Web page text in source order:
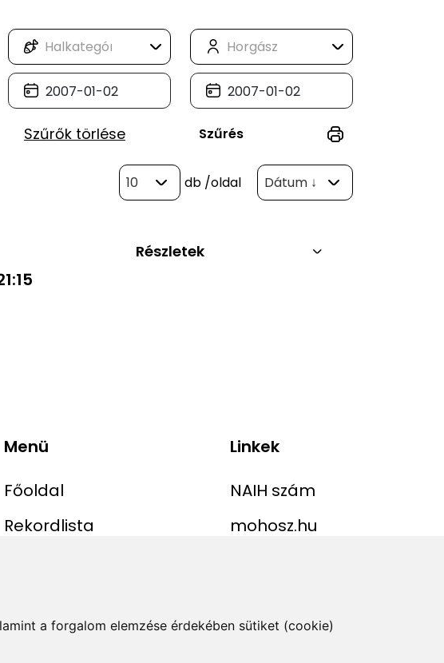
a forgalom elemzése érdekében sütiket (cookie)
Szűrők törlése Szűrés
10 db /oldal Dátum ↓
Részletek
Menü
Főoldal
Rekordlista
Linkek
NAIH szám
mohosz.hu